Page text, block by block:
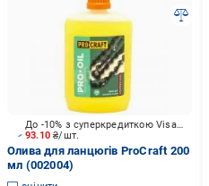
93.10₴/шт.
До -10% з суперкредиткою Visa Вигода
Олива для ланцюгів ProCraft 200
мл (002004)